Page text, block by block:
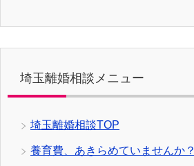
埼玉離婚相談メニュー
埼玉離婚相談TOP
養育費、あきらめていませんか？